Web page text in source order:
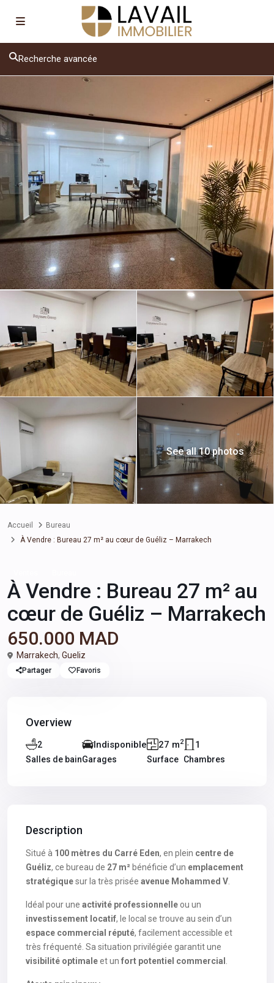
Recherche avancée
See all 10 photos
Accueil
Bureau
À Vendre : Bureau 27 m² au cœur de Guéliz – Marrakech
À Vendre : Bureau 27 m² au
cœur de Guéliz – Marrakech
650.000 MAD
Marrakech, Gueliz
Partager Favoris
Overview
2
Salles de bain
Indisponible
Garages
27 m2
Surface
1
Chambres
Description
Situé à 100 mètres du Carré Eden, en plein centre de
Guéliz, ce bureau de 27 m² bénéficie d’un emplacement
stratégiquesur la très prisée avenue Mohammed V
Idéal pour une activité professionnelle ou un
investissement locatif, le local se trouve au sein d’un
espace commercial réputé, facilement accessible et
très fréquenté. Sa situation privilégiée garantit une
visibilité optimaleet un fort potentiel commercial